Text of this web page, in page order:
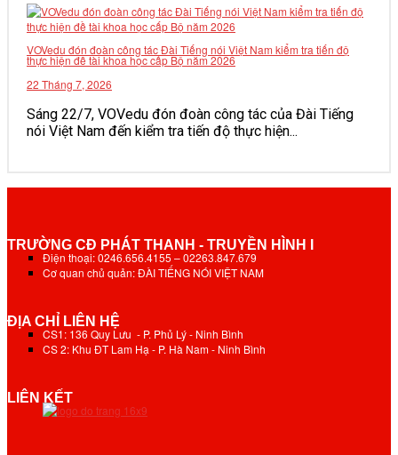
VOVedu đón đoàn công tác Đài Tiếng nói Việt Nam kiểm tra tiến độ
thực hiện đề tài khoa học cấp Bộ năm 2026
22 Tháng 7, 2026
Sáng 22/7, VOVedu đón đoàn công tác của Đài Tiếng
nói Việt Nam đến kiểm tra tiến độ thực hiện...
TRƯỜNG CĐ PHÁT THANH - TRUYỀN HÌNH I
Điện thoại: 0246.656.4155 – 02263.847.679
Cơ quan chủ quản: ĐÀI TIẾNG NÓI VIỆT NAM
ĐỊA CHỈ LIÊN HỆ
CS1: 136 Quy Lưu - P. Phủ Lý - Ninh Bình
CS 2: Khu ĐT Lam Hạ - P. Hà Nam - Ninh Bình
LIÊN KẾT